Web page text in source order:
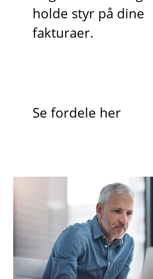
holde styr på dine
fakturaer.
Se fordele her